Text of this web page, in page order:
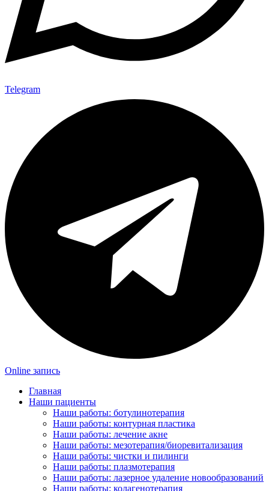
Telegram
Online запись
Главная
Наши пациенты
Наши работы: ботулинотерапия
Наши работы: контурная пластика
Наши работы: лечение акне
Наши работы: мезотерапия/биоревитализация
Наши работы: чистки и пилинги
Наши работы: плазмотерапия
Наши работы: лазерное удаление новообразований
Наши работы: колагенотерапия